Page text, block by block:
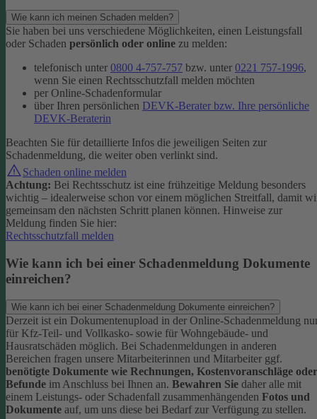
Wie kann ich meinen Schaden melden?
Sie haben bei uns verschiedene Möglichkeiten, einen Leistungsfall
oder Schaden persönlich oder online zu melden:
telefonisch unter 0800 4-757-757 bzw. unter 0221 757-1996,
wenn Sie einen Rechtsschutzfall melden möchten
per Online-Schadenformular
über Ihren persönlichen DEVK-Berater bzw. Ihre persönliche
DEVK-Beraterin
Beachten Sie für detaillierte Infos die jeweiligen Seiten zur
Schadenmeldung, die weiter oben verlinkt sind.
Schaden online melden
Achtung: Bei Rechtsschutz ist eine frühzeitige Meldung besonders
wichtig – idealerweise schon vor einem möglichen Streitfall, damit
gemeinsam den nächsten Schritt planen können. Hinweise zur
Meldung finden Sie hier:
Rechtsschutzfall melden
Wie kann ich bei einer Schadenmeldung Dokumente
einreichen?
Wie kann ich bei einer Schadenmeldung Dokumente einreichen?
Derzeit ist ein Dokumentenupload in der Online-Schadenmeldung
für Kfz-Teil- und Vollkasko- sowie für Wohngebäude- und
Hausratschäden möglich. Bei Schadenmeldungen in anderen
Bereichen fragen unsere Mitarbeiterinnen und Mitarbeiter ggf.
benötigte Dokumente wie Rechnungen, Kostenvoranschläge oder
Befunde im Anschluss bei Ihnen an. Bewahren Sie daher alle mit
einem Leistungs- oder Schadenfall zusammenhängenden Fotos und
Dokumente auf, um uns diese bei Bedarf zur Verfügung zu stellen.